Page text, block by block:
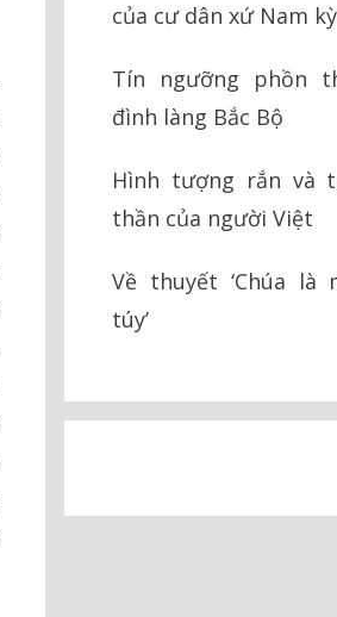
của cư dân xứ Nam
Tín ngưỡng phồn
đình làng Bắc Bộ
Hình tượng rắn và
thần của người Việt
Về thuyết ‘Chúa là
túy’